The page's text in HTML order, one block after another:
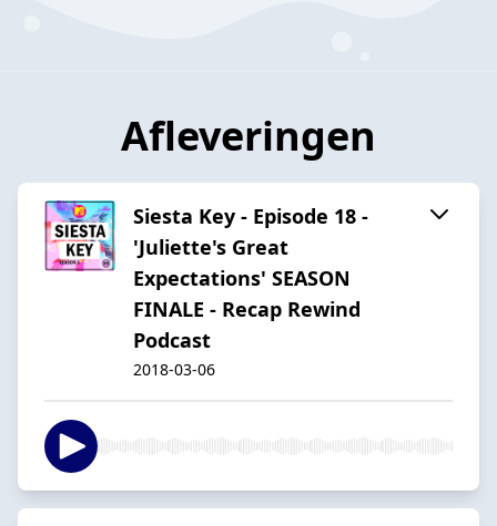
Afleveringen
Siesta Key - Episode 18 -
'Juliette's Great
Expectations' SEASON
FINALE - Recap Rewind
Podcast
2018-03-06